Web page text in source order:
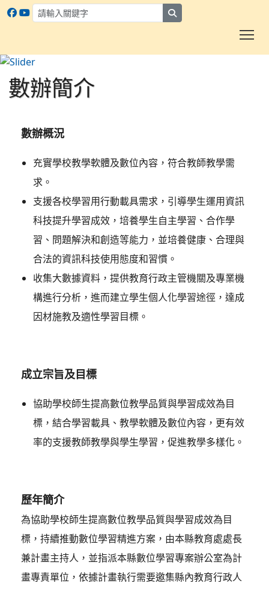
數辦簡介
數辦簡介
數辦概況
充實學校教學軟體及數位內容，符合教師教學需
求。
支援各校學習用行動載具需求，引導學生運用資訊
科技提升學習成效，培養學生自主學習、合作學
習、問題解決和創造等能力，並培養健康、合理與
合法的資訊科技使用態度和習慣。
收集大數據資料，提供教育行政主管機關及專業機
構進行分析，進而建立學生個人化學習途徑，達成
因材施教及適性學習目標。
成立宗旨及目標
協助學校師生提高數位教學品質與學習成效為目
標，結合學習載具、教學軟體及數位內容，更有效
率的支援教師教學與學生學習，促進教學多樣化。
歷年簡介
為協助學校師生提高數位教學品質與學習成效為目
標，持續推動數位學習精進方案，由本縣教育處處長
兼計畫主持人，並指派本縣數位學習專案辦公室為計
畫專責單位，依據計畫執行需要邀集縣內教育行政人